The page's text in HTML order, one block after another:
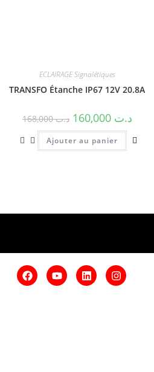
ECLAIRAGE Signalétiques
TRANSFO Étanche IP67 12V 20.8A
د.ت168,000 د.ت 160,000
Ajouter au panier